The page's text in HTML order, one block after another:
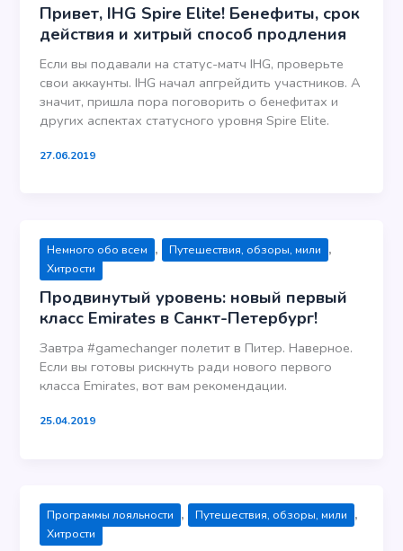
Привет, IHG Spire Elite! Бенефиты, срок
действия и хитрый способ продления
Если вы подавали на статус-матч IHG, проверьте
свои аккаунты. IHG начал апгрейдить участников. А
значит, пришла пора поговорить о бенефитах и
других аспектах статусного уровня Spire Elite.
27.06.2019
Немного обо всем , Путешествия, обзоры, мили ,
Хитрости
Продвинутый уровень: новый первый
класс Emirates в Санкт-Петербург!
Завтра #gamechanger полетит в Питер. Наверное.
Если вы готовы рискнуть ради нового первого
класса Emirates, вот вам рекомендации.
25.04.2019
Программы лояльности , Путешествия, обзоры, мили ,
Хитрости